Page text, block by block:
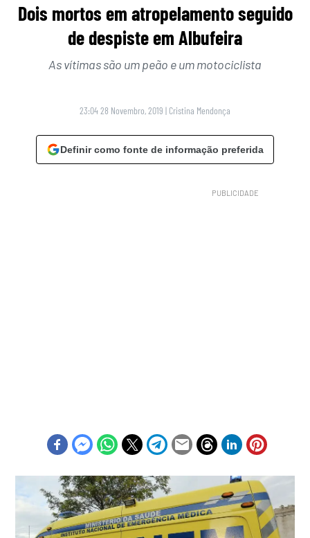
Dois mortos em atropelamento seguido
de despiste em Albufeira
As vítimas são um peão e um motociclista
23:04 28 Novembro, 2019 | Cristina Mendonça
Definir como fonte de informação preferida